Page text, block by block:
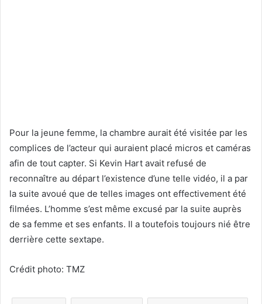
Pour la jeune femme, la chambre aurait été visitée par les
complices de l’acteur qui auraient placé micros et caméras
afin de tout capter. Si Kevin Hart avait refusé de
reconnaître au départ l’existence d’une telle vidéo, il a par
la suite avoué que de telles images ont effectivement été
filmées. L’homme s’est même excusé par la suite auprès
de sa femme et ses enfants. Il a toutefois toujours nié être
derrière cette sextape.
Crédit photo: TMZ